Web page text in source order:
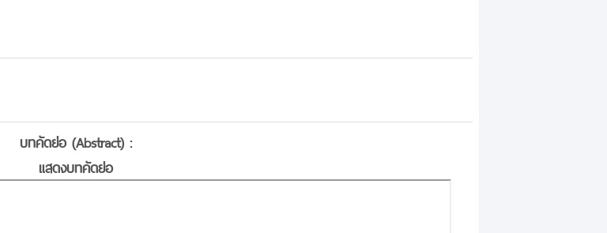
บทคัดย่อ (Abstract) :
แสดงบทคัดย่อ